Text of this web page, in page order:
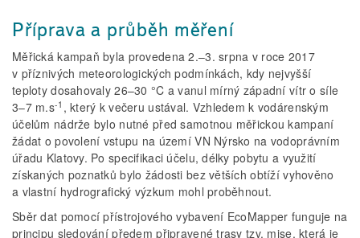
Příprava a průběh měření
Měřická kampaň byla provedena 2.–3. srpna v roce 2017
v příznivých meteorologických podmínkách, kdy nejvyšší
teploty dosahovaly 26–30 °C a vanul mírný západní vítr o síle
3–7 m.s-1 , který k večeru ustával. Vzhledem k vodárenským
účelům nádrže bylo nutné před samotnou měřickou kampaní
žádat o povolení vstupu na území VN Nýrsko na vodoprávním
úřadu Klatovy. Po specifikaci účelu, délky pobytu a využití
získaných poznatků bylo žádosti bez větších obtíží vyhověno
a vlastní hydrografický výzkum mohl proběhnout.
Sběr dat pomocí přístrojového vybavení EcoMapper funguje na
principu sledování předem připravené trasy tzv. mise, která je